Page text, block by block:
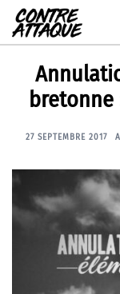
Aller
au
contenu
bretonne
27 SEPTEMBRE 2017